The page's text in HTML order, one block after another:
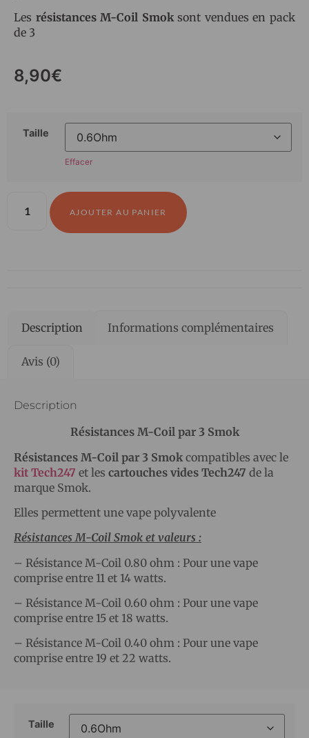
Les résistances M-Coil Smoksont vendues en pack
de 3
8,90€
Taille
Effacer
AJOUTER AU PANIER
Description Informations complémentaires
Avis (0)
Description
Résistances M-Coil par 3 Smok
Résistances M-Coil par 3 Smok compatibles avec le
kit Tech247 et les cartouches vides Tech247 de la
marque Smok.
Elles permettent une vape polyvalente
Résistances M-Coil Smok et valeurs :
– Résistance M-Coil 0.80 ohm : Pour une vape
comprise entre 11 et 14 watts.
– Résistance M-Coil 0.60 ohm : Pour une vape
comprise entre 15 et 18 watts.
– Résistance M-Coil 0.40 ohm : Pour une vape
comprise entre 19 et 22 watts.
Taille